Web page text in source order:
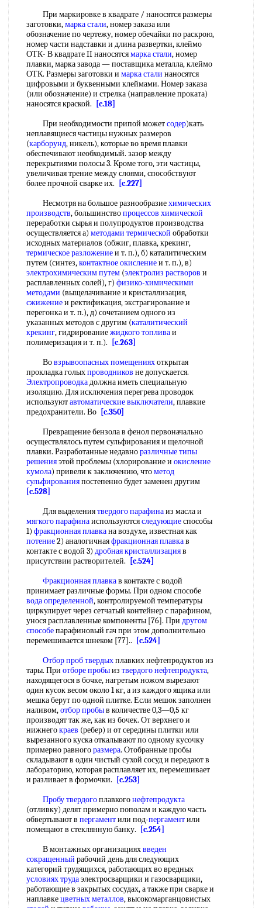
При маркировке в квадрате / наносятся размеры
заготовки,марка стали, номер заказа или
обозначение по чертежу, номер обечайки по раскрою,
номер части надставки и длина развертки, клеймо
ОТК- В квадрате II наносятсямарка стали, номер
плавки, марка завода — поставщика металла, клеймо
ОТК. Размеры заготовки и марка стали наносятся
цифровыми и буквенными клеймами. Номер заказа
(или обозначение) и стрелка (направление проката)
наносятся краской.
[c.18]
При необходимости припой можетсодер)кать
неплавящиеся частицы нужных размеров
(карборунд, никель), которые во время плавки
обеспечивают необходимый. зазор между
перекрытиями полосы 3. Кроме того, эти частицы,
увеличивая трение между слоями, способствуют
более прочной сварке их.
[c.227]
Несмотря на большое разнообразиехимических
производств, большинствопроцессов химической
переработки сырья и полупродуктов производства
осуществляется а) методами термической обработки
исходных материалов (обжиг, плавка, крекинг,
термическое разложениеи т. п.), б) каталитическим
путем (синтез,контактное окислениеи т. п.), в)
электрохимическим путем (электролиз растворов и
расплавленных солей), г) физико-химическими
методами (выщелачивание и кристаллизация,
сжижениеи ректификация, экстрагирование и
перегонка и т. п.), д) сочетанием одного из
указанных методов с другим (каталитический
крекинг, гидрированиежидкого топливаи
полимеризация и т. п.).
[c.263]
Вовзрывоопасных помещенияхоткрытая
прокладка голыхпроводников не допускается.
Электропроводкадолжна иметь специальную
изоляцию. Для исключения перегрева проводок
используютавтоматические выключатели, плавкие
предохранители. Во [c.350]
Превращение бензола в фенол первоначально
осуществлялось путем сульфирования и щелочной
плавки. Разработанные недавноразличные типы
решенияэтой проблемы (хлорирование и окисление
кумола) привели к заключению, чтометод
сульфированияпостепенно будет заменен другим
[c.528]
Для выделениятвердого парафинаиз масла и
мягкого парафинаиспользуютсяследующиеспособы
1) фракционная плавкана воздухе, известная как
потение2) аналогичнаяфракционная плавкав
контакте с водой 3) дробная кристаллизацияв
присутствии растворителей.
[c.524]
Фракционная плавкав контакте с водой
принимает различные формы. При одном способе
вода определенной, контролируемой температуры
циркулирует через сетчатый контейнер с парафином,
унося расплавленные компоненты [76]. При другом
способепарафиновый гач при этом дополнительно
перемешивается шнеком [77]..
[c.524]
Отбор проб твердыхплавких нефтепродуктов из
тары. При отборе пробыиз твердого нефтепродукта,
находящегося в бочке, нагретым ножом вырезают
один кусок весом около 1 кг, а из каждого ящика или
мешка берут по одной плитке. Если мешок заполнен
наливом,отбор пробыв количестве 0,3—0,5 кг
производят так же, как из бочек. От верхнего и
нижнегокраев (ребер) и от середины плитки или
вырезанного куска откалывают по одному кусочку
примерно равногоразмера. Отобранные пробы
складывают в один чистый сухой сосуд и передают в
лабораторию, которая расплавляет их, перемешивает
и разливает в формочки.
[c.253]
Пробу твердогоплавкогонефтепродукта
(отливку) делят примерно пополам и каждую часть
обвертывают в пергаментили под-пергаментили
помещают в стеклянную банку.
[c.254]
В монтажных организацияхвведен
сокращенный рабочий день для следующих
категорий трудящихся, работающих во вредных
условиях трудаэлектросварщики и газосварщики,
работающие в закрытых сосудах, а также при сварке и
наплавкецветных металлов, высокомарганцовистых